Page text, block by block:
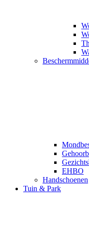
EHBO
Handschoenen
Tuin & Park